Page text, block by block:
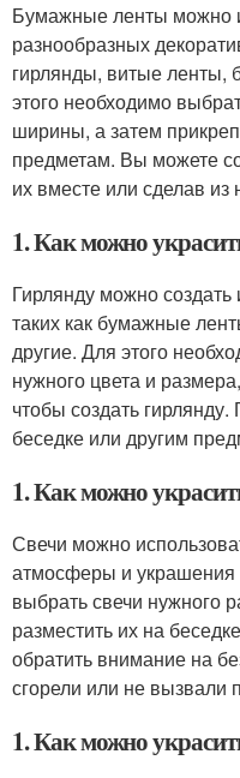
Бумажные ленты можно
разнообразных
гирлянды, витые ленты,
этого необходимо
ширины, а затем
предметам. Вы можете
их вместе или сделав из
1. Как можно
Гирлянду можно
таких как бумажные
другие. Для этого
нужного цвета и
чтобы создать
беседке или другим
1. Как можно
Свечи можно
атмосферы и украшения
выбрать свечи нужного
разместить их на
обратить внимание на
сгорели или не вызвали
1. Как можно